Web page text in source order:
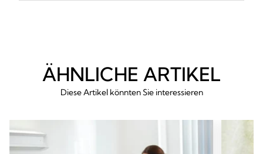
ÄHNLICHE ARTIKEL
Diese Artikel könnten Sie interessieren